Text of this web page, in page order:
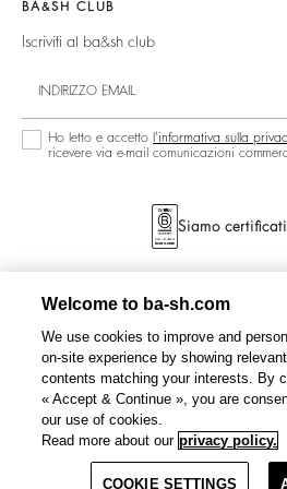
LORNA glasses
AGGIUNGI AL
Collezione Sostenibile
BA&SH CLUB
Iscriviti al ba&sh club
Ho letto e accetto l'informativa sulla
ricevere via e-mail comunicazioni
Siamo
Welcome to ba-sh.com
We use cookies to improve and
on-site experience by showing relevant
contents matching your interests. By
« Accept & Continue », you are
our use of cookies.
Read more about our privacy policy.
COOKIE SETTINGS